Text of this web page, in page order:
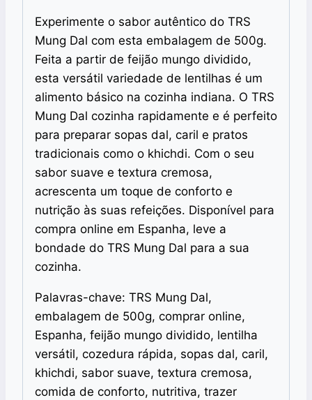
Experimente o sabor autêntico do TRS
Mung Dal com esta embalagem de 500g.
Feita a partir de feijão mungo dividido,
esta versátil variedade de lentilhas é um
alimento básico na cozinha indiana. O TRS
Mung Dal cozinha rapidamente e é perfeito
para preparar sopas dal, caril e pratos
tradicionais como o khichdi. Com o seu
sabor suave e textura cremosa,
acrescenta um toque de conforto e
nutrição às suas refeições. Disponível para
compra online em Espanha, leve a
bondade do TRS Mung Dal para a sua
cozinha.
Palavras-chave: TRS Mung Dal,
embalagem de 500g, comprar online,
Espanha, feijão mungo dividido, lentilha
versátil, cozedura rápida, sopas dal, caril,
khichdi, sabor suave, textura cremosa,
comida de conforto, nutritiva, trazer